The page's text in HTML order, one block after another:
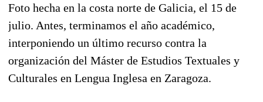
Foto hecha en la costa norte de Galicia, el 15 de
julio. Antes, terminamos el año académico,
interponiendo un último recurso contra la
organización del Máster de Estudios Textuales y
Culturales en Lengua Inglesa en Zaragoza.